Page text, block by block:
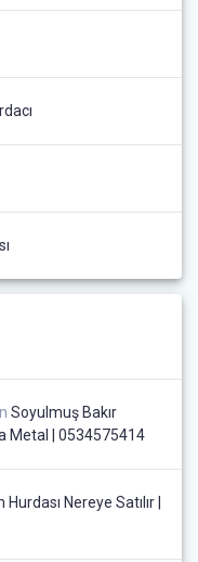
Soyulmuş Bakır
Metal | 0534575414
Nereye Satılır |